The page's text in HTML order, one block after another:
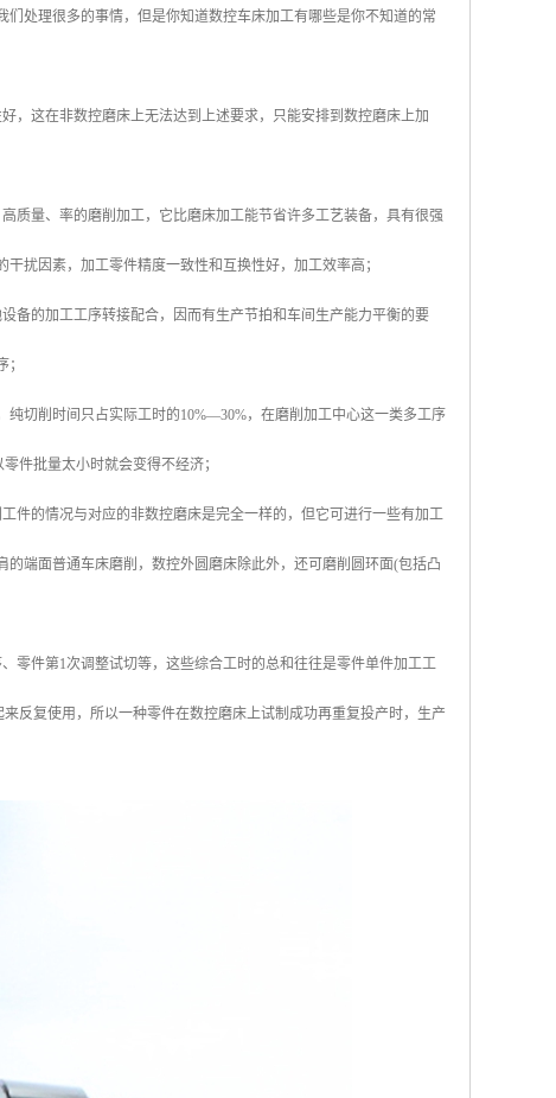
处理很多的事情，但是你知道数控车床加工有哪些是你不知道的常
，这在非数控磨床上无法达到上述要求，只能安排到数控磨床上加
质量、率的磨削加工，它比磨床加工能节省许多工艺装备，具有很强
扰因素，加工零件精度一致性和互换性好，加工效率高；
备的加工工序转接配合，因而有生产节拍和车间生产能力平衡的要
切削时间只占实际工时的10%—30%，在磨削加工中心这一类多工序
件批量太小时就会变得不经济；
件的情况与对应的非数控磨床是完全一样的，但它可进行一些有加工
端面普通车床磨削，数控外圆磨床除此外，还可磨削圆环面(包括凸
零件第1次调整试切等，这些综合工时的总和往往是零件单件加工工
反复使用，所以一种零件在数控磨床上试制成功再重复投产时，生产